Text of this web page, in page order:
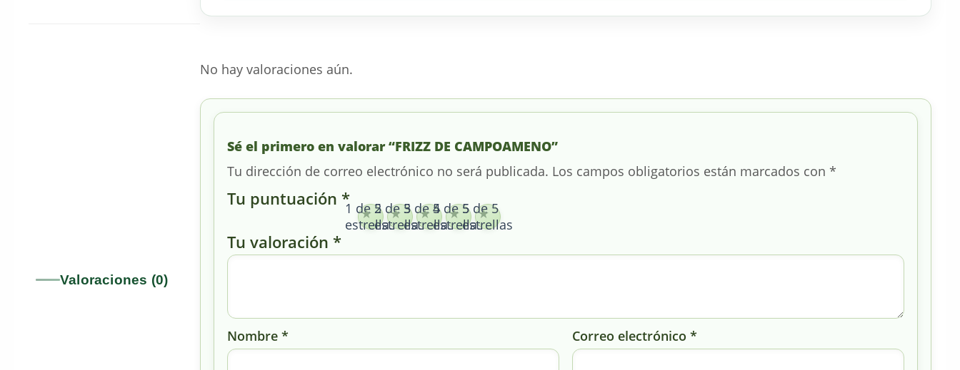
Valoraciones (0)
No hay valoraciones aún.
Sé el primero en valorar “FRIZZ DE CAMPOAMENO”
Tu dirección de correo electrónico no será publicada. Los campos obligatorios están marcados con *
Tu puntuación *1 de 5
estrellas
2 de 5
estrellas
3 de 5
estrellas
4 de 5
estrellas
5 de 5
estrellas
Tu valoración *
Nombre * Correo electrónico*